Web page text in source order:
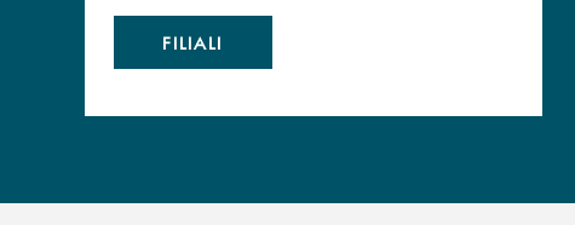
FILIALI